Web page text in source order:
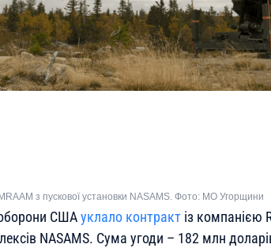
з пускової установки NASAMS. Фото: МО Угорщини
оборони СШАуклало контракт із компанією
NASAMS. Сума угоди – 182 млн